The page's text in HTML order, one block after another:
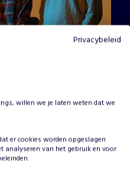
Privacybeleid
willen we je laten weten dat we
er cookies worden opgeslagen
analyseren van het gebruik en voor